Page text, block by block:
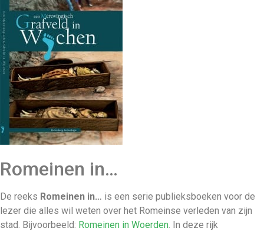
Romeinen in…
De reeks Romeinen in… is een serie publieksboeken voor de
lezer die alles wil weten over het Romeinse verleden van zijn
stad. Bijvoorbeeld: Romeinen in Woerden . In deze rijk